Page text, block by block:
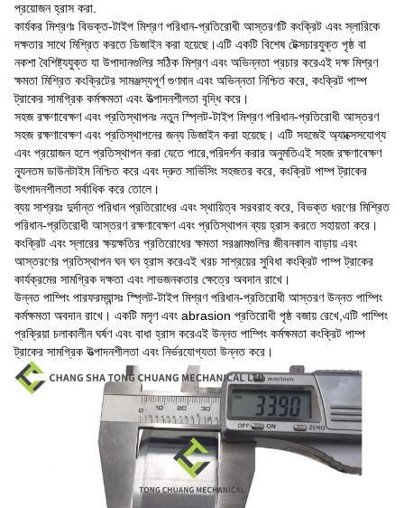
প্রয়োজন হ্রাস করা.
কার্যকর মিশ্রণঃ বিভক্ত-টাইপ মিশ্রণ পরিধান-প্রতিরোধী আস্তরণটি কংক্রিট এবং স্লারিকে
দক্ষতার সাথে মিশ্রিত করতে ডিজাইন করা হয়েছে।এটি একটি বিশেষ টেক্সচারযুক্ত পৃষ্ঠ বা
নকশা বৈশিষ্ট্যযুক্ত যা উপাদানগুলির সঠিক মিশ্রণ এবং অভিন্নতা প্রচার করেএই দক্ষ মিশ্রণ
ক্ষমতা মিশ্রিত কংক্রিটের সামঞ্জস্যপূর্ণ গুণমান এবং অভিন্নতা নিশ্চিত করে, কংক্রিট পাম্প
ট্রাকের সামগ্রিক কর্মক্ষমতা এবং উত্পাদনশীলতা বৃদ্ধি করে।
সহজ রক্ষণাবেক্ষণ এবং প্রতিস্থাপনঃ নতুন স্প্লিট-টাইপ মিশ্রণ পরিধান-প্রতিরোধী আস্তরণ
সহজ রক্ষণাবেক্ষণ এবং প্রতিস্থাপনের জন্য ডিজাইন করা হয়েছে। এটি সহজেই অ্যাক্সেসযোগ্য
এবং প্রয়োজন হলে প্রতিস্থাপন করা যেতে পারে,পরিদর্শন করার অনুমতিএই সহজ রক্ষণাবেক্ষণ
ন্যূনতম ডাউনটাইম নিশ্চিত করে এবং দ্রুত সার্ভিসিং সহজতর করে, কংক্রিট পাম্প ট্রাকের
উৎপাদনশীলতা সর্বাধিক করে তোলে।
ব্যয় সাশ্রয়ঃ দুর্দান্ত পরিধান প্রতিরোধের এবং স্থায়িত্ব সরবরাহ করে, বিভক্ত ধরণের মিশ্রিত
পরিধান-প্রতিরোধী আস্তরণ রক্ষণাবেক্ষণ এবং প্রতিস্থাপন ব্যয় হ্রাস করতে সহায়তা করে।
কংক্রিট এবং স্লারের ক্ষয়ক্ষতির প্রতিরোধের ক্ষমতা সরঞ্জামগুলির জীবনকাল বাড়ায় এবং
আস্তরণের প্রতিস্থাপন ঘন ঘন হ্রাস করেএই খরচ সাশ্রয়ের সুবিধা কংক্রিট পাম্প ট্রাকের
কার্যক্রমের সামগ্রিক দক্ষতা এবং লাভজনকতার ক্ষেত্রে অবদান রাখে।
উন্নত পাম্পিং পারফরম্যান্সঃ স্প্লিট-টাইপ মিশ্রণ পরিধান-প্রতিরোধী আস্তরণ উন্নত পাম্পিং
কর্মক্ষমতা অবদান রাখে। একটি মসৃণ এবং abrasion প্রতিরোধী পৃষ্ঠ বজায় রেখে,এটি পাম্পিং
প্রক্রিয়া চলাকালীন ঘর্ষণ এবং বাধা হ্রাস করেএই উন্নত পাম্পিং কর্মক্ষমতা কংক্রিট পাম্প
ট্রাকের সামগ্রিক উত্পাদনশীলতা এবং নির্ভরযোগ্যতা উন্নত করে।